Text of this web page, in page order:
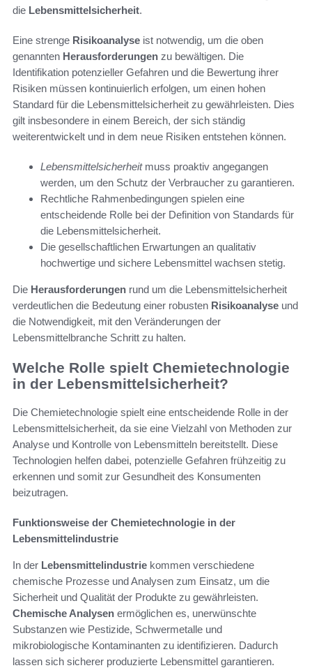
die Lebensmittelsicherheit.
Eine strenge Risikoanalyse ist notwendig, um die oben
genannten Herausforderungen zu bewältigen. Die
Identifikation potenzieller Gefahren und die Bewertung ihrer
Risiken müssen kontinuierlich erfolgen, um einen hohen
Standard für die Lebensmittelsicherheit zu gewährleisten. Dies
gilt insbesondere in einem Bereich, der sich ständig
weiterentwickelt und in dem neue Risiken entstehen können.
Lebensmittelsicherheitmuss proaktiv angegangen
werden, um den Schutz der Verbraucher zu garantieren.
Rechtliche Rahmenbedingungen spielen eine
entscheidende Rolle bei der Definition von Standards für
die Lebensmittelsicherheit.
Die gesellschaftlichen Erwartungen an qualitativ
hochwertige und sichere Lebensmittel wachsen stetig.
Die Herausforderungen rund um die Lebensmittelsicherheit
verdeutlichen die Bedeutung einer robusten Risikoanalyse und
die Notwendigkeit, mit den Veränderungen der
Lebensmittelbranche Schritt zu halten.
Welche Rolle spielt Chemietechnologie
in der Lebensmittelsicherheit?
Die Chemietechnologie spielt eine entscheidende Rolle in der
Lebensmittelsicherheit, da sie eine Vielzahl von Methoden zur
Analyse und Kontrolle von Lebensmitteln bereitstellt. Diese
Technologien helfen dabei, potenzielle Gefahren frühzeitig zu
erkennen und somit zur Gesundheit des Konsumenten
beizutragen.
Funktionsweise der Chemietechnologie in der
Lebensmittelindustrie
In der Lebensmittelindustrie kommen verschiedene
chemische Prozesse und Analysen zum Einsatz, um die
Sicherheit und Qualität der Produkte zu gewährleisten.
Chemische Analysen ermöglichen es, unerwünschte
Substanzen wie Pestizide, Schwermetalle und
mikrobiologische Kontaminanten zu identifizieren. Dadurch
lassen sich sicherer produzierte Lebensmittel garantieren.